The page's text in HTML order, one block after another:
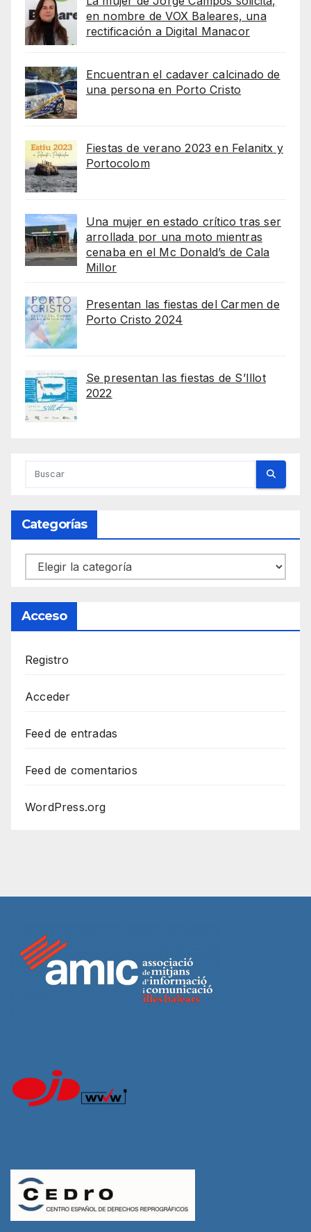
en nombre de VOX Baleares, una
rectificación a Digital Manacor
Encuentran el cadaver calcinado de
una persona en Porto Cristo
Fiestas de verano 2023 en Felanitx y
Portocolom
Una mujer en estado crítico tras ser
arrollada por una moto mientras
cenaba en el Mc Donald’s de Cala
Millor
Presentan las fiestas del Carmen de
Porto Cristo 2024
Se presentan las fiestas de S’Illot
2022
Categorías
Categorías
Acceso
Registro
Acceder
Feed de entradas
Feed de comentarios
WordPress.org